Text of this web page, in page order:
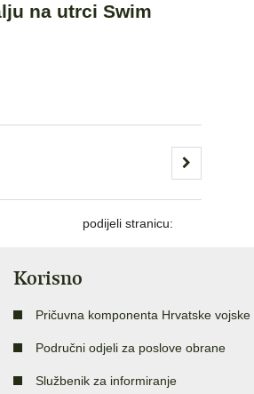
na utrci Swim
podijeli stranicu:
Korisno
Pričuvna komponenta Hrvatske vojske
Područni odjeli za poslove obrane
Službenik za informiranje